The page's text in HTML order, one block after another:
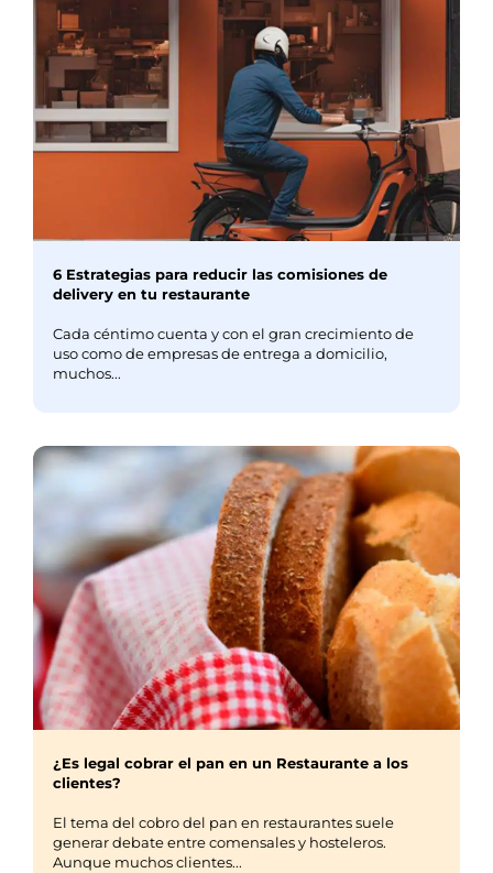
6 Estrategias para reducir las comisiones de
delivery en tu restaurante
Cada céntimo cuenta y con el gran crecimiento de
uso como de empresas de entrega a domicilio,
muchos...
¿Es legal cobrar el pan en un Restaurante a los
clientes?
El tema del cobro del pan en restaurantes suele
generar debate entre comensales y hosteleros.
Aunque muchos clientes...